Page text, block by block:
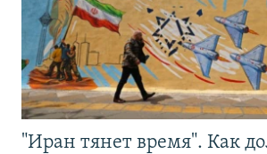
"Иран тянет время". Как